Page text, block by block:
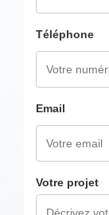
Téléphone
Email
Votre projet